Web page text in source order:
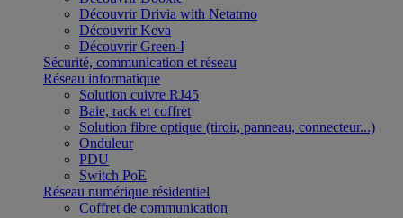
Découvrir Drivia with Netatmo
Découvrir Keva
Découvrir Green-I
Sécurité, communication et réseau
Réseau informatique
Solution cuivre RJ45
Baie, rack et coffret
Solution fibre optique (tiroir, panneau, connecteur...)
Onduleur
PDU
Switch PoE
Réseau numérique résidentiel
Coffret de communication